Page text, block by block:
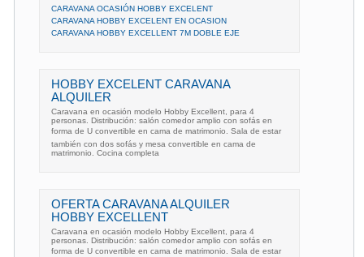
CARAVANA OCASIÓN HOBBY EXCELENT
CARAVANA HOBBY EXCELENT EN OCASION
CARAVANA HOBBY EXCELLENT 7M DOBLE EJE
HOBBY EXCELENT CARAVANA
ALQUILER
Caravana en ocasión modelo Hobby Excellent, para 4
personas. Distribución: salón comedor amplio con sofás en
forma de U convertible en cama de matrimonio. Sala de estar
también con dos sofás y mesa convertible en cama de
matrimonio. Cocina completa
OFERTA CARAVANA ALQUILER
HOBBY EXCELLENT
Caravana en ocasión modelo Hobby Excellent, para 4
personas. Distribución: salón comedor amplio con sofás en
forma de U convertible en cama de matrimonio. Sala de estar